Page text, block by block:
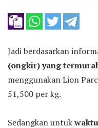
Jadi berdasarkan
(ongkir) yang
menggunakan Lion
51,500 per kg.
Sedangkan untuk